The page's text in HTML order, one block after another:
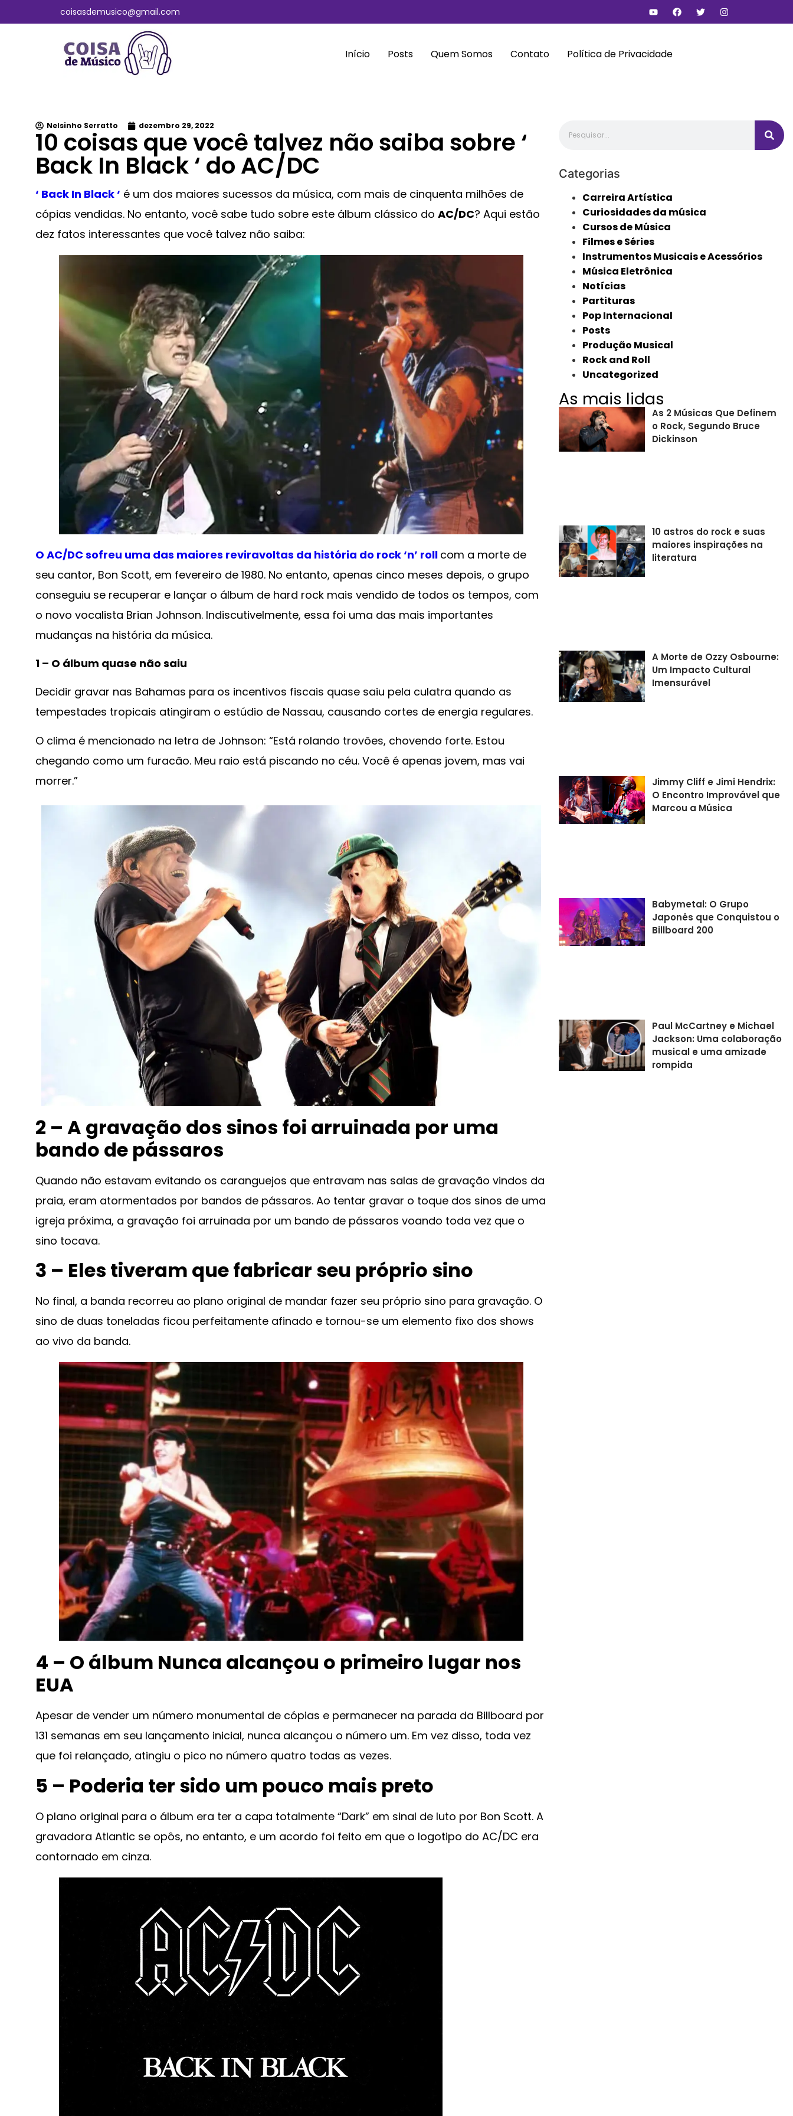
coisasdemusico@gmail.com
Início Posts Quem Somos Contato Política de Privacidade
Nelsinho Serratto dezembro 29, 2022
10 coisas que você talvez não saiba sobre ‘
Back In Black ‘ do AC/DC
‘ Back In Black‘ é um dos maiores sucessos da música, com mais de cinquenta milhões de
cópias vendidas. No entanto, você sabe tudo sobre este álbum clássico do AC/DC? Aqui estão
dez fatos interessantes que você talvez não saiba:
O AC/DC sofreu uma das maiores reviravoltas da história do rock ‘n’ roll com a morte de
seu cantor, Bon Scott, em fevereiro de 1980. No entanto, apenas cinco meses depois, o grupo
conseguiu se recuperar e lançar o álbum de hard rock mais vendido de todos os tempos, com
o novo vocalista Brian Johnson. Indiscutivelmente, essa foi uma das mais importantes
mudanças na história da música.
1 – O álbum quase não saiu
Decidir gravar nas Bahamas para os incentivos fiscais quase saiu pela culatra quando as
tempestades tropicais atingiram o estúdio de Nassau, causando cortes de energia regulares.
O clima é mencionado na letra de Johnson: “Está rolando trovões, chovendo forte. Estou
chegando como um furacão. Meu raio está piscando no céu. Você é apenas jovem, mas vai
morrer.”
2 – A gravação dos sinos foi arruinada por uma
bando de pássaros
Quando não estavam evitando os caranguejos que entravam nas salas de gravação vindos da
praia, eram atormentados por bandos de pássaros. Ao tentar gravar o toque dos sinos de uma
igreja próxima, a gravação foi arruinada por um bando de pássaros voando toda vez que o
sino tocava.
3 – Eles tiveram que fabricar seu próprio sino
No final, a banda recorreu ao plano original de mandar fazer seu próprio sino para gravação. O
sino de duas toneladas ficou perfeitamente afinado e tornou-se um elemento fixo dos shows
ao vivo da banda.
4 – O álbum Nunca alcançou o primeiro lugar nos
EUA
Apesar de vender um número monumental de cópias e permanecer na parada da Billboard por
131 semanas em seu lançamento inicial, nunca alcançou o número um. Em vez disso, toda vez
que foi relançado, atingiu o pico no número quatro todas as vezes.
5 – Poderia ter sido um pouco mais preto
O plano original para o álbum era ter a capa totalmente “Dark” em sinal de luto por Bon Scott. A
gravadora Atlantic se opôs, no entanto, e um acordo foi feito em que o logotipo do AC/DC era
contornado em cinza.
Categorias
Carreira Artística
Curiosidades da música
Cursos de Música
Filmes e Séries
Instrumentos Musicais e Acessórios
Música Eletrônica
Notícias
Partituras
Pop Internacional
Posts
Produção Musical
Rock and Roll
Uncategorized
As mais lidas
As 2 Músicas Que Definem
o Rock, Segundo Bruce
Dickinson
10 astros do rock e suas
maiores inspirações na
literatura
A Morte de Ozzy Osbourne:
Um Impacto Cultural
Imensurável
Jimmy Cliff e Jimi Hendrix:
O Encontro Improvável que
Marcou a Música
Babymetal: O Grupo
Japonês que Conquistou o
Billboard 200
Paul McCartney e Michael
Jackson: Uma colaboração
musical e uma amizade
rompida